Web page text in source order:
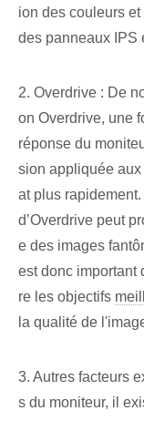
ion des couleurs
des panneaux IPS
2. Overdrive : De
on Overdrive, une
réponse du
sion appliquée
at plus
d’Overdrive peut
e des images
est donc important
re les objectifs
la qualité de
3. Autres facteurs
s du moniteur, il